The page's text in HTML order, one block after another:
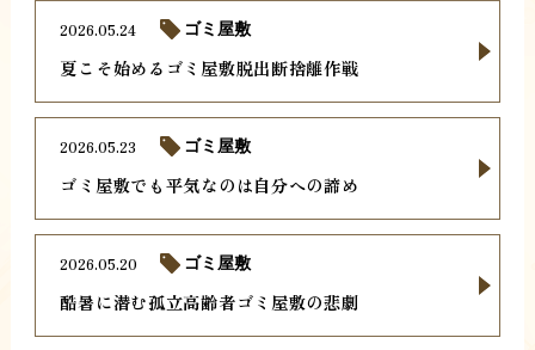
夏こそ始めるゴミ屋敷脱出断捨離作戦
2026.05.24 ゴミ屋敷
ゴミ屋敷でも平気なのは自分への諦め
2026.05.23 ゴミ屋敷
酷暑に潜む孤立高齢者ゴミ屋敷の悲劇
2026.05.20 ゴミ屋敷